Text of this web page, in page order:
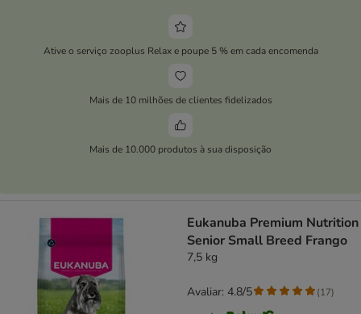
Ative o serviço zooplus Relax e poupe 5 % em cada encomenda
Mais de 10 milhões de clientes fidelizados
Mais de 10.000 produtos à sua disposição
Eukanuba Premium Nutrition
Senior Small Breed Frango
7,5 kg
Avaliar: 4.8/5 (17)